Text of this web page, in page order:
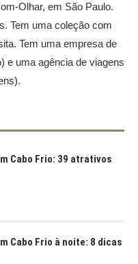
Olhar, em São Paulo.
Tem uma coleção com
Tem uma empresa de
e uma agência de viagens
Cabo Frio: 39 atrativos
Cabo Frio à noite: 8 dicas